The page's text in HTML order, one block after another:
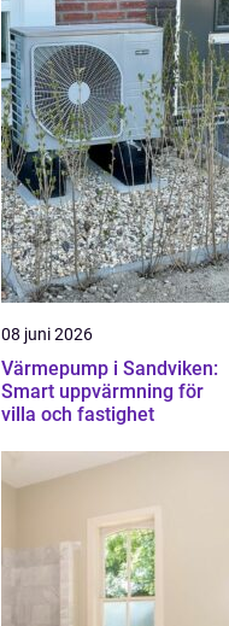
08 juni 2026
Värmepump i Sandviken:
Smart uppvärmning för
villa och fastighet